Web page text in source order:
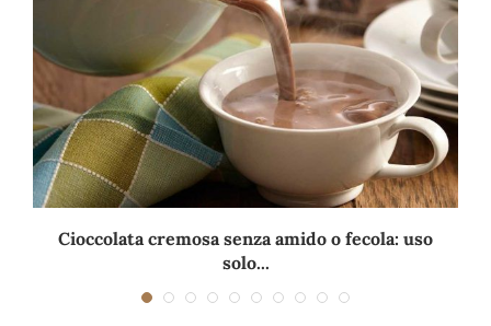
Cioccolata cremosa senza amido o fecola: uso
solo...